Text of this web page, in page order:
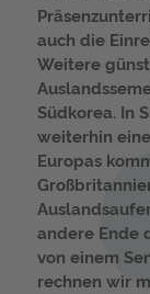
auch die
Weitere
Südkorea. In
weiterhin
Europas
andere Ende
von einem
rechnen wir